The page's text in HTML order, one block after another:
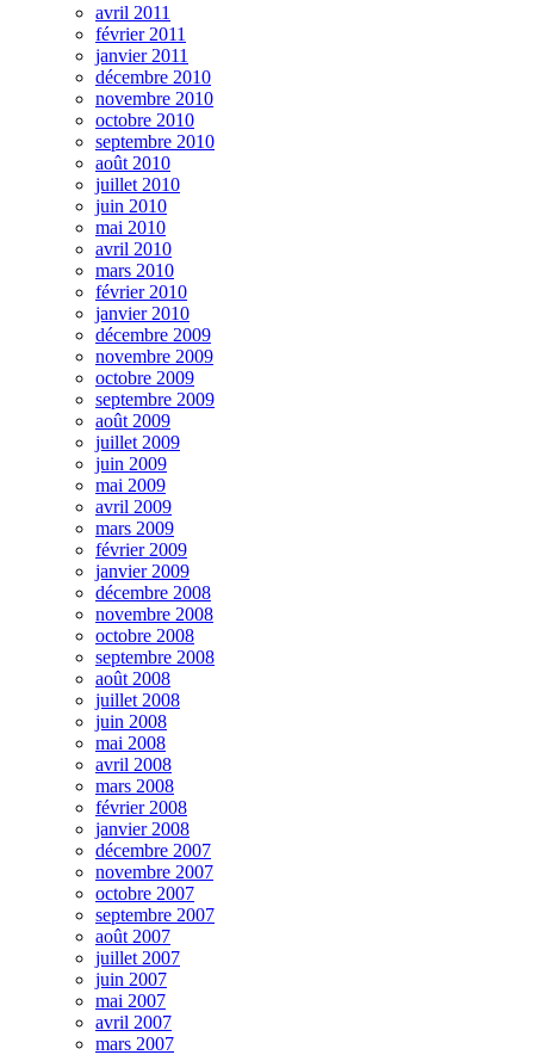
avril 2011
février 2011
janvier 2011
décembre 2010
novembre 2010
octobre 2010
septembre 2010
août 2010
juillet 2010
juin 2010
mai 2010
avril 2010
mars 2010
février 2010
janvier 2010
décembre 2009
novembre 2009
octobre 2009
septembre 2009
août 2009
juillet 2009
juin 2009
mai 2009
avril 2009
mars 2009
février 2009
janvier 2009
décembre 2008
novembre 2008
octobre 2008
septembre 2008
août 2008
juillet 2008
juin 2008
mai 2008
avril 2008
mars 2008
février 2008
janvier 2008
décembre 2007
novembre 2007
octobre 2007
septembre 2007
août 2007
juillet 2007
juin 2007
mai 2007
avril 2007
mars 2007